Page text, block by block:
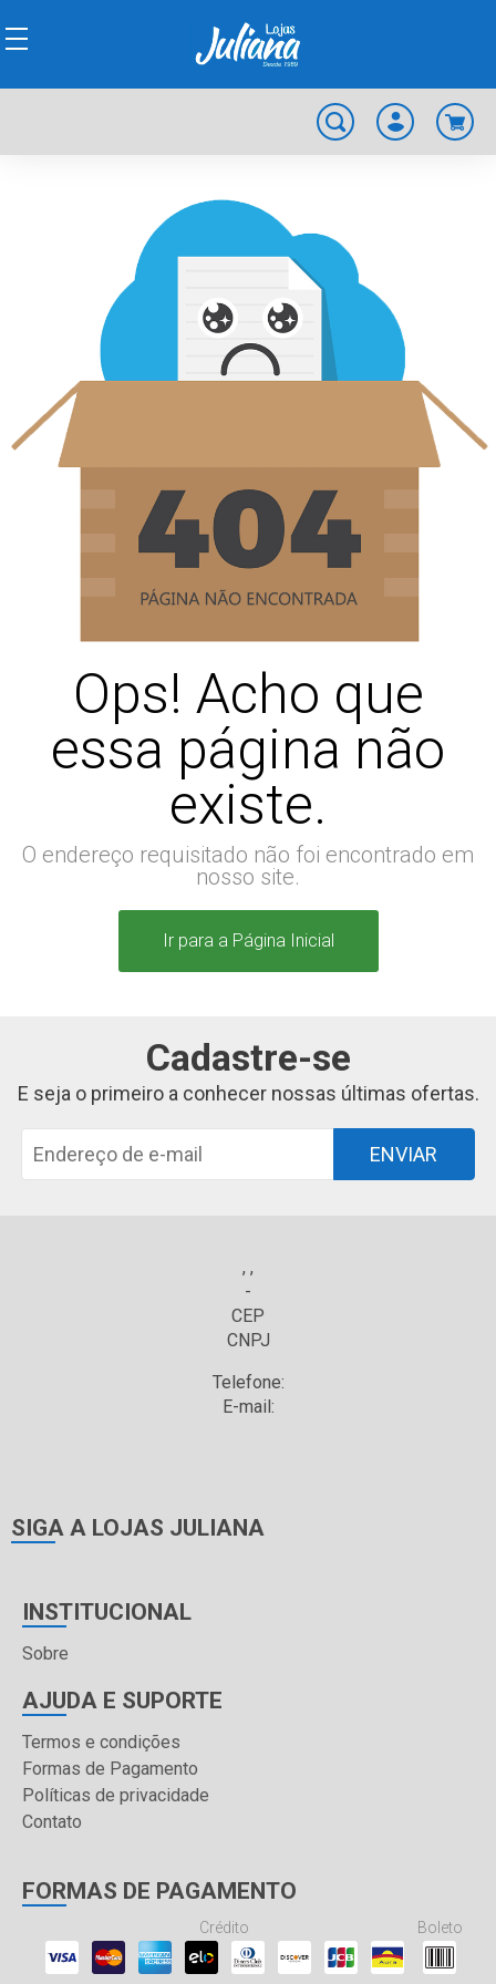
Ops! Acho que
essa página não
existe.
O endereço requisitado não foi encontrado em
nosso site.
Ir para a Página Inicial
Cadastre-se
E seja o primeiro a conhecer nossas últimas ofertas.
ENVIAR
, ,
-
CEP
CNPJ
Telefone:
E-mail:
SIGA A LOJAS JULIANA
INSTITUCIONAL
Sobre
AJUDA E SUPORTE
Termos e condições
Formas de Pagamento
Políticas de privacidade
Contato
FORMAS DE PAGAMENTO
Crédito Boleto